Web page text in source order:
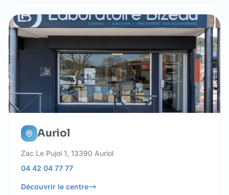
Auriol
Zac Le Pujol 1, 13390 Auriol
04 42 04 77 77
Découvrir le centre